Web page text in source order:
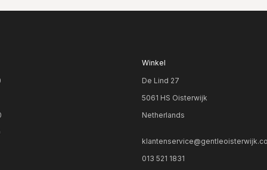
Winkel
De Lind 27
5061 HS Oisterwijk
Netherlands
013 521 1831